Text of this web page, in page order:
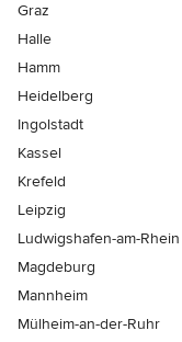
Graz
Halle
Hamm
Heidelberg
Ingolstadt
Kassel
Krefeld
Leipzig
Ludwigshafen-am-Rhein
Magdeburg
Mannheim
Mülheim-an-der-Ruhr